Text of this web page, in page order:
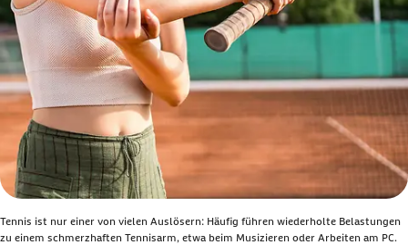
Tennis ist nur einer von vielen Auslösern: Häufig führen wiederholte Belastungen
zu einem schmerzhaften Tennisarm, etwa beim Musizieren oder Arbeiten am PC.